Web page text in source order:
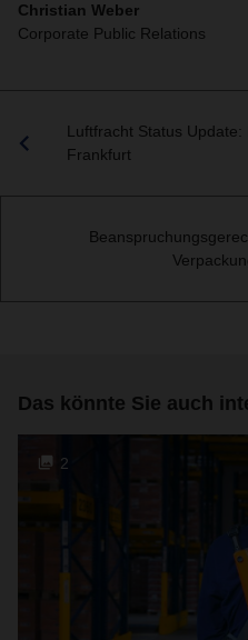
Christian Weber
Corporate Public Relations
Luftfracht Status Update:
Frankfurt
Das könnte Sie auch
2